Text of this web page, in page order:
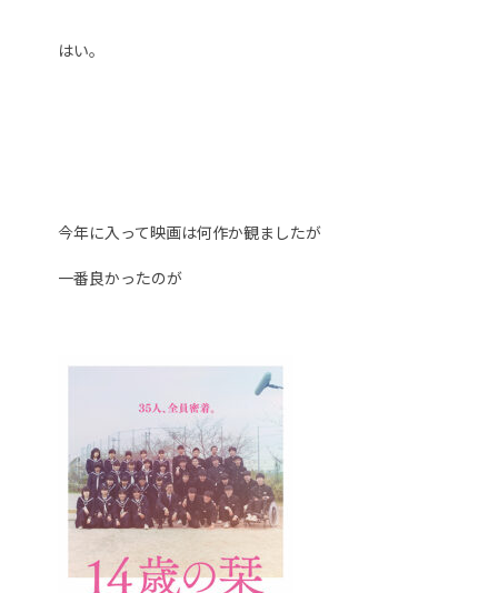
はい。
今年に入って映画は何作か観ましたが
一番良かったのが